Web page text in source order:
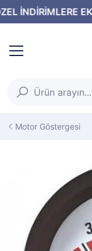
Motor Göstergesi